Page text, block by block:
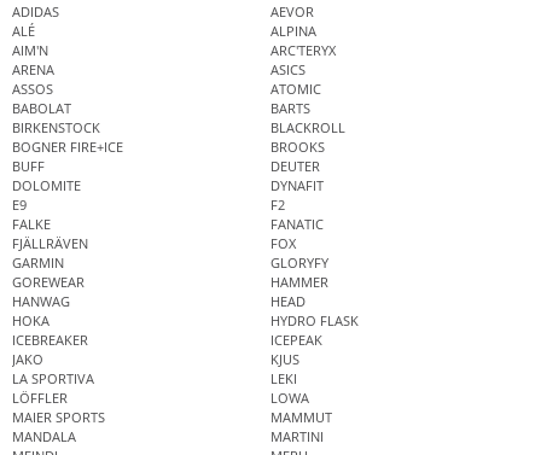
ADIDAS
AEVOR
ALÉ
ALPINA
AIM'N
ARC'TERYX
ARENA
ASICS
ASSOS
ATOMIC
BABOLAT
BARTS
BIRKENSTOCK
BLACKROLL
BOGNER FIRE+ICE
BROOKS
BUFF
DEUTER
DOLOMITE
DYNAFIT
E9
F2
FALKE
FANATIC
FJÄLLRÄVEN
FOX
GARMIN
GLORYFY
GOREWEAR
HAMMER
HANWAG
HEAD
HOKA
HYDRO FLASK
ICEBREAKER
ICEPEAK
JAKO
KJUS
LA SPORTIVA
LEKI
LÖFFLER
LOWA
MAIER SPORTS
MAMMUT
MANDALA
MARTINI